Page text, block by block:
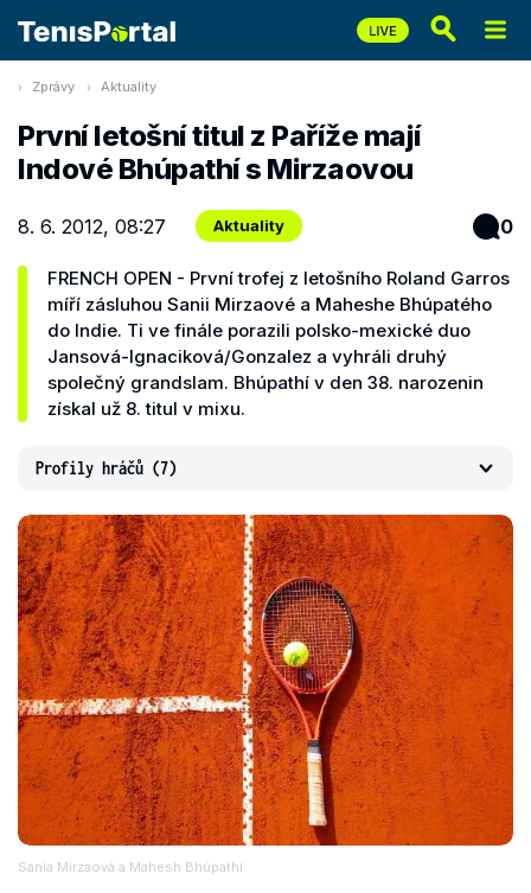
Zprávy Aktuality
První letošní titul z Paříže mají
Indové Bhúpathí s Mirzaovou
8. 6. 2012, 08:27 Aktuality 0
FRENCH OPEN - První trofej z letošního Roland Garros
míří zásluhou Sanii Mirzaové a Maheshe Bhúpatého
do Indie. Ti ve finále porazili polsko-mexické duo
Jansová-Ignaciková/Gonzalez a vyhráli druhý
společný grandslam. Bhúpathí v den 38. narozenin
získal už 8. titul v mixu.
Profily hráčů (7)
Sania Mirzaová a Mahesh Bhúpathí